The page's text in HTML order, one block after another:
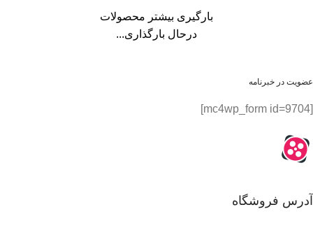
بارگیری بیشتر محصولات
درحال بارگذاری...
عضویت در خبرنامه
[mc4wp_form id=9704]
آدرس فروشگاه